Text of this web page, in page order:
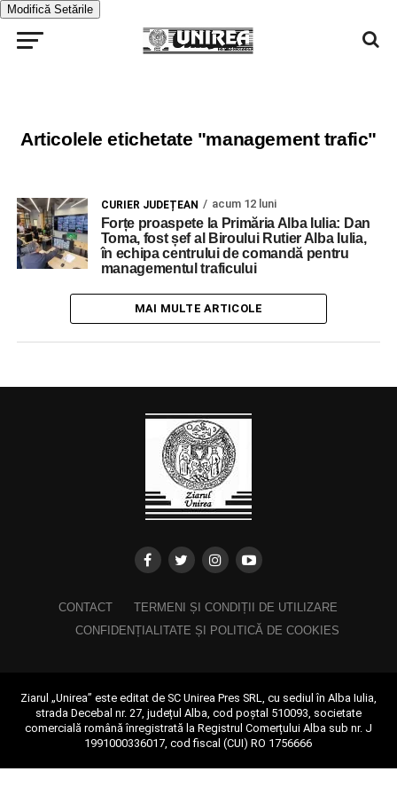
Modifică Setările
Articolele etichetate "management trafic"
CURIER JUDEȚEAN acum 12 luni
Forțe proaspete la Primăria Alba Iulia: Dan
Toma, fost șef al Biroului Rutier Alba Iulia,
în echipa centrului de comandă pentru
managementul traficului
MAI MULTE ARTICOLE
CONTACT
TERMENI ȘI CONDIȚII DE UTILIZARE
CONFIDENȚIALITATE ȘI POLITICĂ DE COOKIES
Ziarul „Unirea” este editat de SC Unirea Pres SRL, cu sediul în Alba Iulia,
strada Decebal nr. 27, județul Alba, cod poștal 510093, societate
comercială română înregistrată la Registrul Comerțului Alba sub nr. J
1991000336017, cod fiscal (CUI) RO 1756666